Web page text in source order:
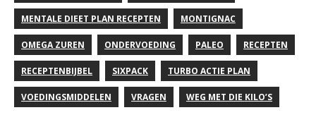
MENTALE DIEET PLAN RECEPTEN MONTIGNAC
OMEGA ZUREN ONDERVOEDING PALEO RECEPTEN
RECEPTENBIJBEL SIXPACK TURBO ACTIE PLAN
VOEDINGSMIDDELEN VRAGEN WEG MET DIE KILO’S